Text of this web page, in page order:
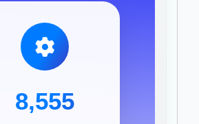
8,555